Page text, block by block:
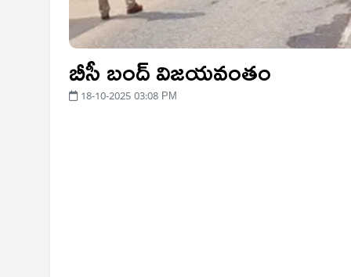
బీసీ బంద్ విజయవంతం
18-10-2025 03:08 PM